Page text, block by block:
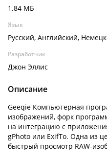
1.84 МБ
Язык
Русский, Английский,
Разработчик
Джон Эллис
Описание
Geeqie Компьютерная
изображений, форк
на интеграцию с
gPhoto или ExifTo. Одна из
быстрый просмотр RAW-